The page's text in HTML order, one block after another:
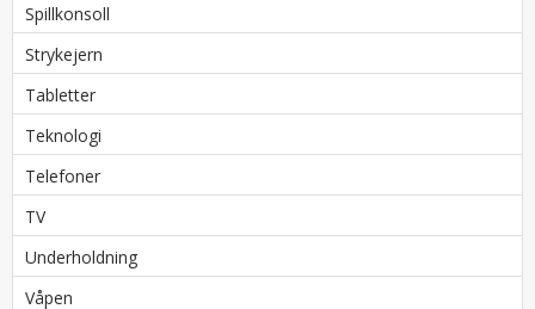
Spillkonsoll
Strykejern
Tabletter
Teknologi
Telefoner
TV
Underholdning
Våpen